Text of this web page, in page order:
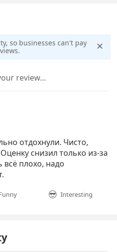
so businesses can't pay
×
review...
отдохнули. Чисто,
снизил только из-за
всё плохо, надо
Interesting